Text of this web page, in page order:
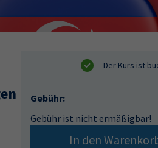
Gebühr:
Gebühr ist nicht ermäßigbar!
In den